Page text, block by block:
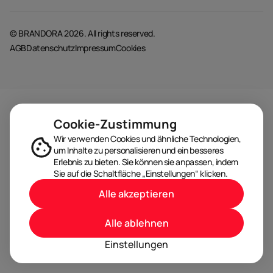
© BRANDORA 2026. All rights reserved.
AGBDatenschutzImpressumCookies
Cookie-Zustimmung
Wir verwenden Cookies und ähnliche Technologien,
um Inhalte zu personalisieren und ein besseres
Erlebnis zu bieten. Sie können sie anpassen, indem
Sie auf die Schaltfläche „Einstellungen“ klicken.
Einstellungen
Alle ablehnen
Alle akzeptieren